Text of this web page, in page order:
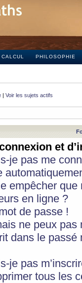
CALCUL PHILOSOPHIE
| Voir les sujets actifs
et
je pas me
empêcher
en ligne ?
de passe !
ne peux pas
dans le
je pas
tous les